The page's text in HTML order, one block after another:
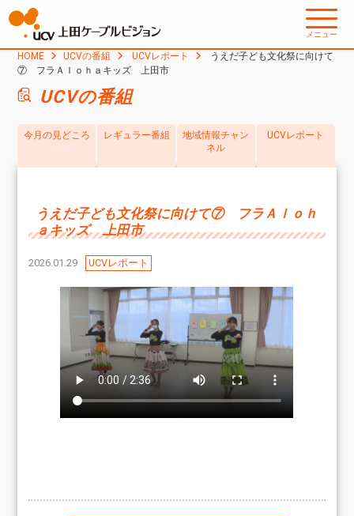
メニュー
HOME UCVの番組 UCVレポート
うえだ子ども文化祭に向けて
⑦ フラＡｌｏｈａキッズ 上田市
UCVの番組
今月の見どころ レギュラー番組
地域情報チャン
ネル
UCVレポート
うえだ子ども文化祭に向けて⑦ フラＡｌｏｈ
ａキッズ 上田市
2026.01.29 UCVレポート